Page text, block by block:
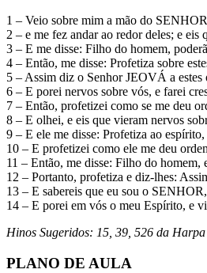
1 – Veio sobre mim a mão do
2 – e me fez andar ao redor deles; e eis
3 – E me disse: Filho do homem,
4 – Então, me disse: Profetiza sobre
5 – Assim diz o Senhor JEOVÁ a
6 – E porei nervos sobre vós, e farei
7 – Então, profetizei como se me deu
8 – E olhei, e eis que vieram nervos
9 – E ele me disse: Profetiza ao
10 – E profetizei como ele me deu
11 – Então, me disse: Filho do homem,
12 – Portanto, profetiza e diz-lhes:
13 – E sabereis que eu sou o
14 – E porei em vós o meu Espírito, e
Hinos Sugeridos: 15, 39, 526 da
PLANO DE AULA